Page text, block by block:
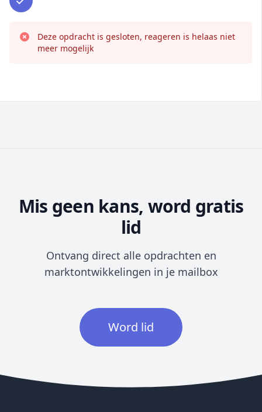
Deze opdracht is gesloten, reageren is helaas niet
meer mogelijk
Mis geen kans, word gratis
lid
Ontvang direct alle opdrachten en
marktontwikkelingen in je mailbox
Word lid